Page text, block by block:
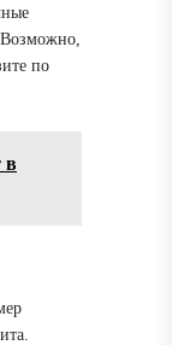
по
в